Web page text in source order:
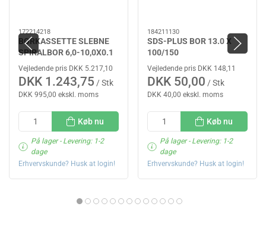
172214218
BORKASSETTE SLEBNE
SPIRALBOR 6,0-10,0X0.1
HSS
Vejledende pris DKK 5.217,10
DKK 1.243,75 / Stk
DKK 995,00 ekskl. moms
Køb nu
På lager- Levering: 1-2
dage
Erhvervskunde? Husk at login!
184211130
SDS-PLUS BOR 13.0 X
100/150
Vejledende pris DKK 148,11
DKK 50,00 / Stk
DKK 40,00 ekskl. moms
Køb nu
På lager- Levering: 1-2
dage
Erhvervskunde? Husk at login!